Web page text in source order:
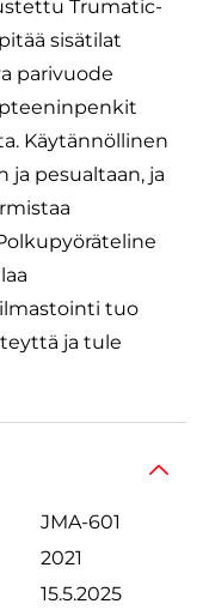
Trumatic-
sisätilat
parivuode
Käytännöllinen
ja pesualtaan, ja
tuo
ja tule
JMA-601
2021
15.5.2025